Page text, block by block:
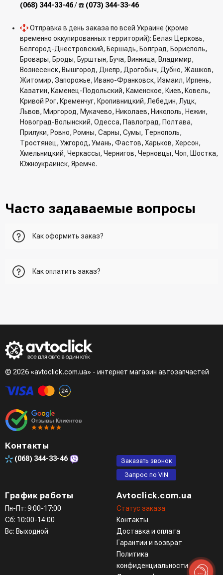
(068) 344-33-46/ ☎️ (073) 344-33-46
Отправка в день заказа по всей Украине (кроме
временно оккупированных территорий): Белая Церковь,
Белгород-Днестровский, Бершадь, Болград, Борисполь,
Бровары, Броды, Бурштын, Буча, Винница, Владимир,
Вознесенск, Вышгород, Днепр, Дрогобыч, Дубно, Жашков,
Житомир, Запорожье, Ивано-Франковск, Измаил, Ирпень,
Казатин, Каменец-Подольский, Каменское, Киев, Ковель,
Кривой Рог, Кременчуг, Кропивницкий, Лебедин, Луцк,
Львов, Миргород, Мукачево, Николаев, Никополь, Нежин,
Новоград-Волынский, Одесса, Павлоград, Полтава,
Прилуки, Ровно, Ромны, Сарны, Сумы, Тернополь,
Тростянец, Ужгород, Умань, Фастов, Харьков, Херсон,
Хмельницкий, Черкассы, Чернигов, Черновцы, Чоп, Шостка,
Южноукраинск, Яремче.
Часто задаваемые вопросы
Как оформить заказ?
корзину и указать всю необходимую информацию о
наберет менеджер для подтверждения и уточнения данных.
Третий вариант - сделать заказ по телефонном режиме
при разговоре с менеджером
Четвертый вариант - заказать через доступные
мессенджеры (viber, telegram)
Как оплатить заказ?
- LiqPay при оформлении заказа через корзину
© 2026 «avtoclick.com.ua» - интернет магазин автозапчастей
Контакты
(068) 344-33-46
Заказать звонок
Запрос по VIN
График работы
Пн-Пт: 9:00-17:00
Сб: 10:00-14:00
Вс: Выходной
Avtoclick.com.ua
Статус заказа
Контакты
Доставка и оплата
Гарантии и возврат
Политика
конфиденциальности